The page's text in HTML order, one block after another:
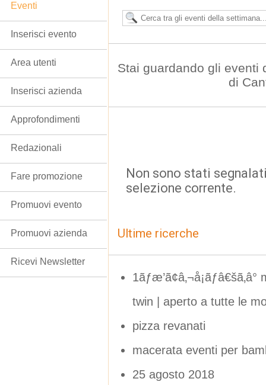
Stai guardando gli eventi
di
Non sono stati
selezione corrente.
Ultime ricerche
twin | aperto a tutte le
pizza revanati
macerata eventi per
25 agosto 2018
Eventi
Inserisci evento
Area utenti
Inserisci azienda
Approfondimenti
Redazionali
Fare promozione
Promuovi evento
Promuovi azienda
Ricevi Newsletter